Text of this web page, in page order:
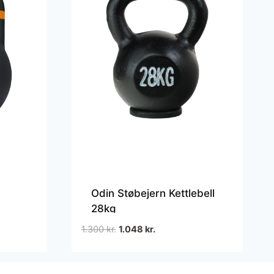
Odin Støbejern Kettlebell
28kg
1.300kr. Den
1.048 kr.Den